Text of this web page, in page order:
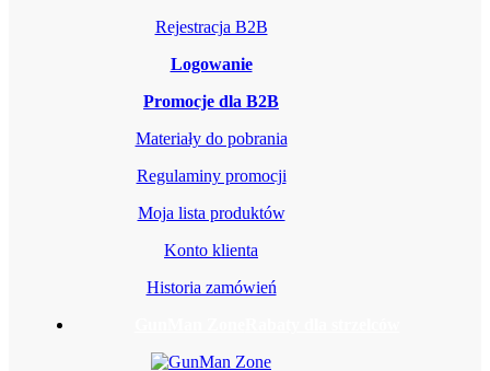
Rejestracja B2B
Logowanie
Promocje dla B2B
Materiały do pobrania
Regulaminy promocji
Moja lista produktów
Konto klienta
Historia zamówień